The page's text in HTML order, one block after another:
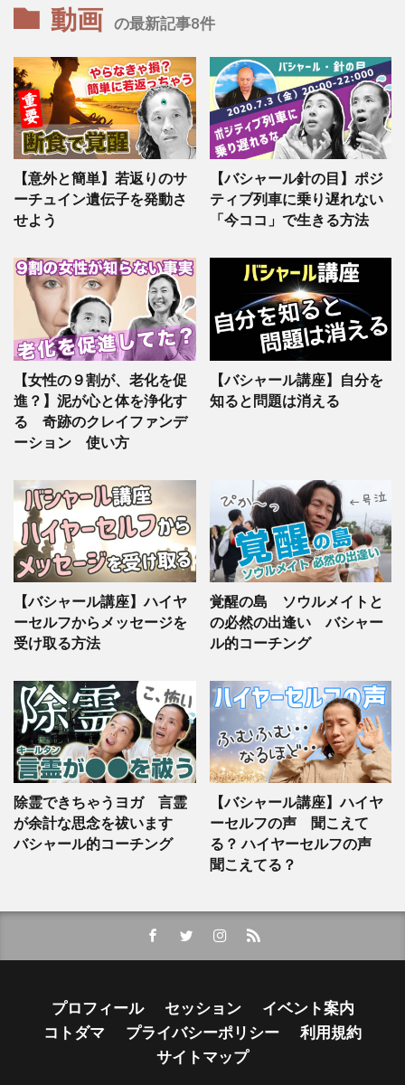
動画 の最新記事8件
【意外と簡単】若返りのサ
ーチュイン遺伝子を発動さ
せよう
【バシャール針の目】ポジ
ティブ列車に乗り遅れない
「今ココ」で生きる方法
【女性の９割が、老化を促
進？】泥が心と体を浄化す
る 奇跡のクレイファンデ
ーション 使い方
【バシャール講座】自分を
知ると問題は消える
【バシャール講座】ハイヤ
ーセルフからメッセージを
受け取る方法
覚醒の島 ソウルメイトと
の必然の出逢い バシャー
ル的コーチング
除霊できちゃうヨガ 言霊
が余計な思念を祓います
バシャール的コーチング
【バシャール講座】ハイヤ
ーセルフの声 聞こえて
る？ ハイヤーセルフの声
聞こえてる？
プロフィール セッション
イベント案内
コトダマ
プライバシーポリシー
利用規約
サイトマップ